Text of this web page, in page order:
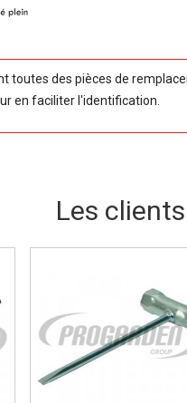
toutes des pièces de
en faciliter l'identification.
Les